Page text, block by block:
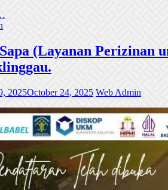
(Layanan Perizinan
2025October 24, 2025 Web Admin